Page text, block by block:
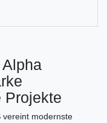
Projekte
vereint modernste